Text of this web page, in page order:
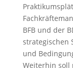
BFB und der
strategischen
und
Weiterhin soll